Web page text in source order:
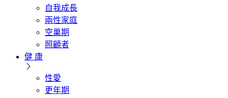
自我成長
兩性家庭
空巢期
照顧者
健 康
性愛
更年期